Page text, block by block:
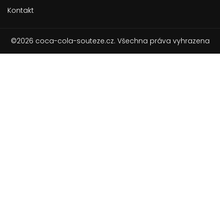
Kontakt
©2026 coca-cola-souteze.cz. Všechna práva vyhrazena